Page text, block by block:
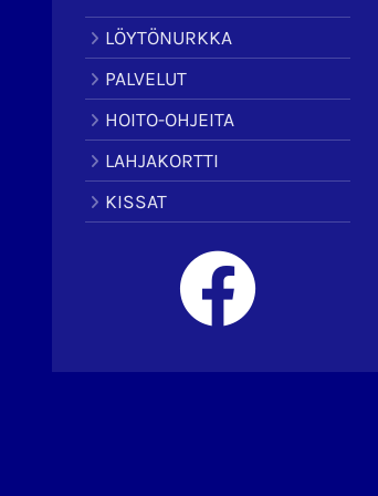
LÖYTÖNURKKA
PALVELUT
HOITO-OHJEITA
LAHJAKORTTI
KISSAT